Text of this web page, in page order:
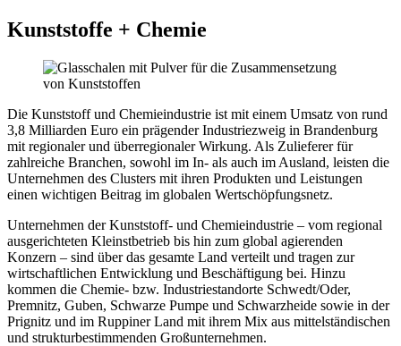
Kunststoffe + Chemie
Die Kunststoff und Chemieindustrie ist mit einem Umsatz von rund
3,8 Milliarden Euro ein prägender Industriezweig in Brandenburg
mit regionaler und überregionaler Wirkung. Als Zulieferer für
zahlreiche Branchen, sowohl im In- als auch im Ausland, leisten die
Unternehmen des Clusters mit ihren Produkten und Leistungen
einen wichtigen Beitrag im globalen Wertschöpfungsnetz.
Unternehmen der Kunststoff- und Chemieindustrie – vom regional
ausgerichteten Kleinstbetrieb bis hin zum global agierenden
Konzern – sind über das gesamte Land verteilt und tragen zur
wirtschaftlichen Entwicklung und Beschäftigung bei. Hinzu
kommen die Chemie- bzw. Industriestandorte Schwedt/Oder,
Premnitz, Guben, Schwarze Pumpe und Schwarzheide sowie in der
Prignitz und im Ruppiner Land mit ihrem Mix aus mittelständischen
und strukturbestimmenden Großunternehmen.